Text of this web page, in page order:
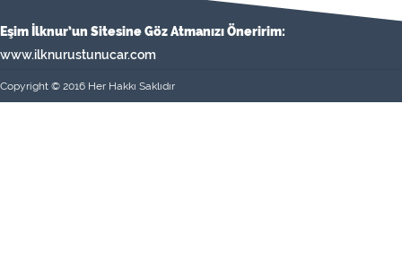
Eşim İlknur’un Sitesine Göz Atmanızı Öneririm:
www.ilknurustunucar.com
Copyright © 2016 Her Hakkı Saklıdır